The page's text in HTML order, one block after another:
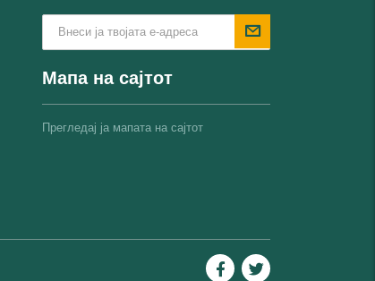
Мапа на сајтот
Прегледај ја мапата на сајтот